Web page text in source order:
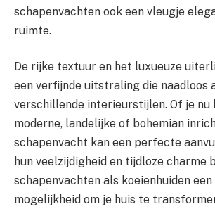
schapenvachten ook een vleugje
ruimte.
De rijke textuur en het luxueuze
een verfijnde uitstraling die naadloos
verschillende interieurstijlen. Of je nu
moderne, landelijke of bohemian
schapenvacht kan een perfecte
hun veelzijdigheid en tijdloze charme
schapenvachten als koeienhuiden een
mogelijkheid om je huis te